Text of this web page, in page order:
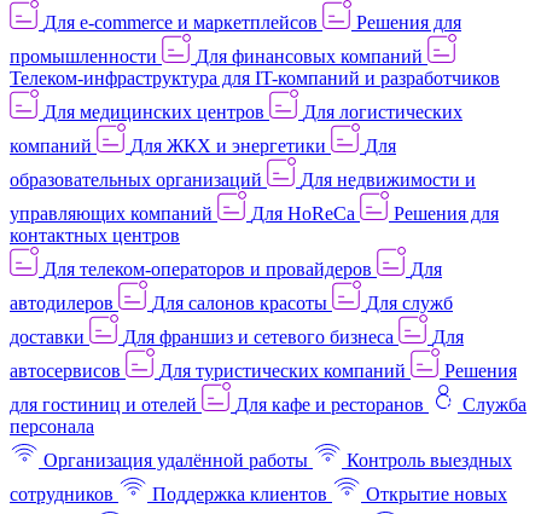
Для e-commerce и маркетплейсов
Решения для
промышленности
Для финансовых компаний
Телеком-инфраструктура для IT-компаний и разработчиков
Для медицинских центров
Для логистических
компаний
Для ЖКХ и энергетики
Для
образовательных организаций
Для недвижимости и
управляющих компаний
Для HoReCa
Решения для
контактных центров
Для телеком-операторов и провайдеров
Для
автодилеров
Для салонов красоты
Для служб
доставки
Для франшиз и сетевого бизнеса
Для
автосервисов
Для туристических компаний
Решения
для гостиниц и отелей
Для кафе и ресторанов
Служба
персонала
Организация удалённой работы
Контроль выездных
сотрудников
Поддержка клиентов
Открытие новых